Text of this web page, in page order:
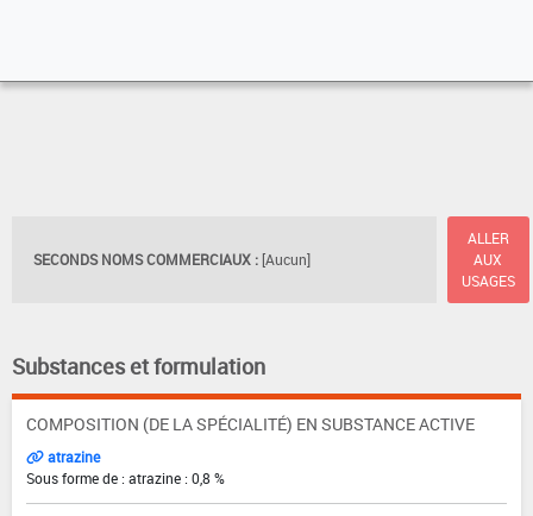
SECONDS NOMS COMMERCIAUX : [Aucun]
ALLER
AUX
USAGES
Substances et formulation
COMPOSITION (DE LA SPÉCIALITÉ) EN SUBSTANCE ACTIVE
atrazine
Sous forme de : atrazine : 0,8 %